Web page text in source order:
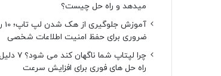
میدهد و راه حل چیست؟
ضروری برای حفظ امنیت اطلاعات شخصی
چرا لپتاپ شما
راه حل های فوری برای افزایش سرعت